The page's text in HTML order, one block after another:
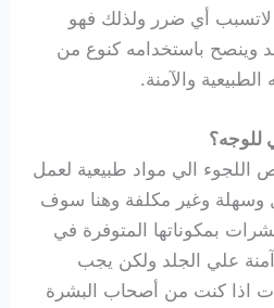
لاتسبب أي ضرر ولذلك فهو
وينصح باستخدامه كنوع من
والآمنة.
للوجه؟
اللجوء الي مواد طبيعية لعمل
وسهلة وغير مكلفة وهنا سوف
بمكوناتها المتوفرة في
علي الجلد ولكن يجب
اذا كنت من أصحاب البشرة